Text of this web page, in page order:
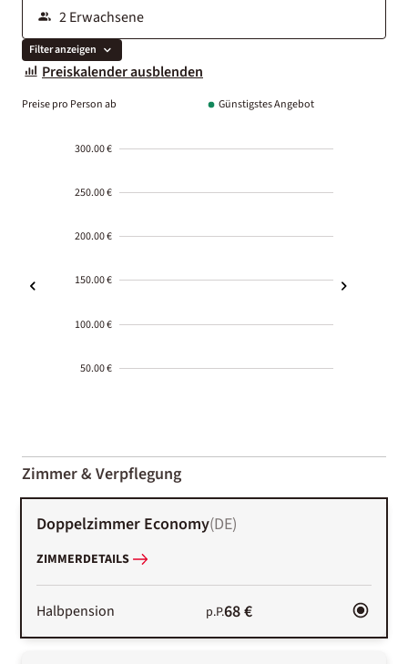
Filter anzeigen
Preiskalender ausblenden
Preise pro Person ab Günstigstes Angebot
300.00 €
250.00 €
200.00 €
150.00 €
100.00 €
50.00 €
01-02
Zimmer & Verpflegung
Doppelzimmer Economy(DE)
ZIMMERDETAILS
Halbpension p.P.68 €